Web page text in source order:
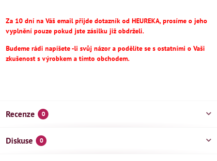
Za 10 dní na Váš email přijde dotazník od HEUREKA, prosíme o jeho
vyplnění pouze pokud jste zásilku již obdrželi.
Budeme rádi napíšete -li svůj názor a podělíte se s ostatními o Vaši
zkušenost s výrobkem a tímto obchodem.
Recenze 0
Diskuse 0